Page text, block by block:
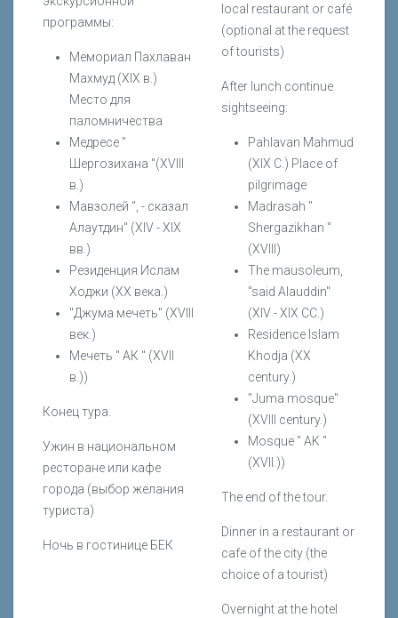
программы:
Мемориал Пахлаван
Махмуд (XIX в.)
Место для
паломничества
Медресе "
Шергозихана "(XVIII
в.)
Мавзолей ", - сказал
Алаутдин" (ХIV - XIX
вв.)
Резиденция Ислам
Ходжи (XX века.)
"Джума мечеть" (XVIII
век.)
Мечеть " АК " (XVII
в.))
Конец тура.
Ужин в национальном
ресторане или кафе
города (выбор желания
туриста)
Ночь в гостинице БЕК
local restaurant or café
(optional at the request
of tourists)
After lunch continue
sightseeing:
Pahlavan Mahmud
(XIX C.) Place of
pilgrimage
Madrasah "
Shergazikhan "
(XVIII)
The mausoleum,
"said Alauddin"
(XIV - XIX CC.)
Residence Islam
Khodja (XX
century.)
"Juma mosque"
(XVIII century.)
Mosque " AK "
(XVII.))
The end of the tour.
Dinner in a restaurant or
cafe of the city (the
choice of a tourist)
Overnight at the hotel